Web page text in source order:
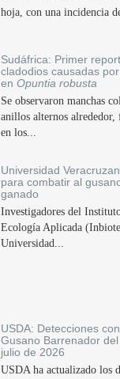
hoja, con una incidencia
Sudáfrica: Primer
cladodios causadas por
en Opuntia robusta
Se observaron manchas
anillos alternos alrededor,
en los...
Universidad
para combatir al
ganado
Investigadores del
Ecología Aplicada
Universidad...
USDA: Detecciones
Gusano Barrenador
julio de 2026
USDA ha actualizado los